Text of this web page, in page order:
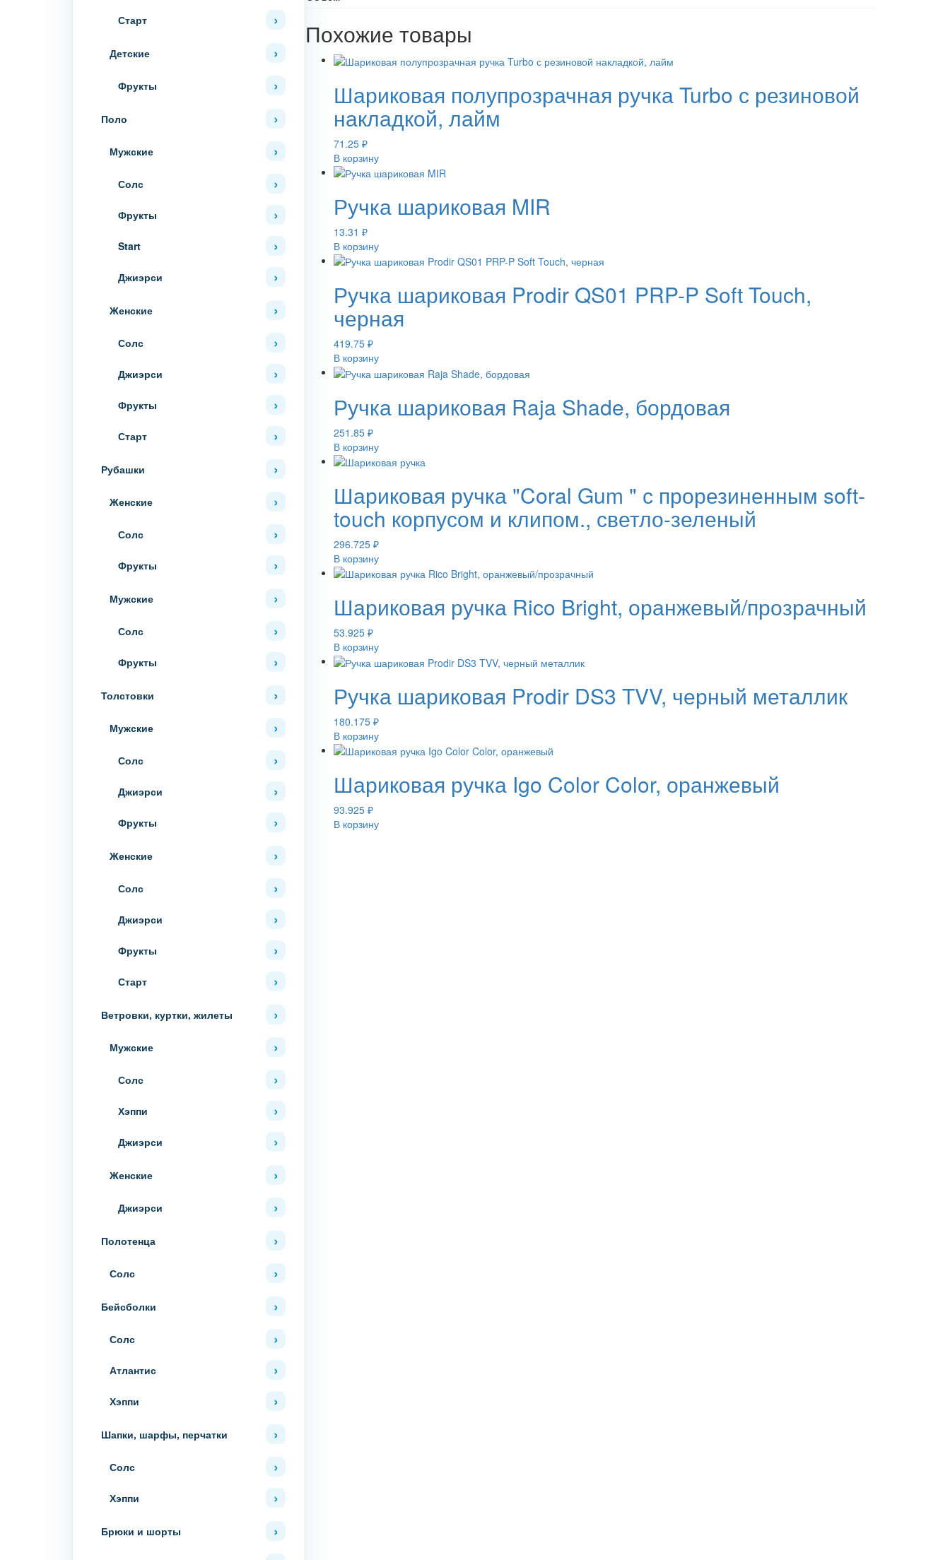
Старт
Детские
Фрукты
Поло
Мужские
Солс
Фрукты
Start
Джиэрси
Женские
Солс
Джиэрси
Фрукты
Старт
Рубашки
Женские
Солс
Фрукты
Мужские
Солс
Фрукты
Толстовки
Мужские
Солс
Джиэрси
Фрукты
Женские
Солс
Джиэрси
Фрукты
Старт
Ветровки, куртки, жилеты
Мужские
Солс
Хэппи
Джиэрси
Женские
Джиэрси
Полотенца
Солс
Бейсболки
Солс
Атлантис
Хэппи
Шапки, шарфы, перчатки
Солс
Хэппи
Брюки и шорты
Похожие товары
Шариковая полупрозрачная ручка Turbo с резиновой
накладкой, лайм
71.25 ₽
В корзину
Ручка шариковая MIR
13.31 ₽
В корзину
Ручка шариковая Prodir QS01 PRP-P Soft Touch,
черная
419.75 ₽
В корзину
Ручка шариковая Raja Shade, бордовая
251.85 ₽
В корзину
Шариковая ручка "Coral Gum " с прорезиненным soft-
touch корпусом и клипом., светло-зеленый
296.725 ₽
В корзину
Шариковая ручка Rico Bright, оранжевый/прозрачный
53.925 ₽
В корзину
Ручка шариковая Prodir DS3 TVV, черный металлик
180.175 ₽
В корзину
Шариковая ручка Igo Color Color, оранжевый
93.925 ₽
В корзину